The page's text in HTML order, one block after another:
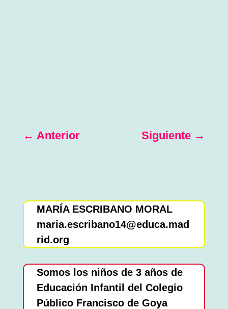
← Anterior Siguiente →
MARÍA ESCRIBANO MORAL
maria.escribano14@educa.mad
rid.org
Somos los niños de 3 años de
Educación Infantil del Colegio
Público Francisco de Goya